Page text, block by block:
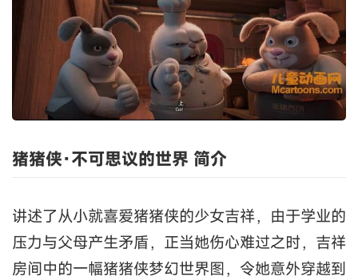
猪猪侠·不可思议的世界 简介
讲述了从小就喜爱猪猪侠的少女吉祥，由于学业的
压力与父母产生矛盾，正当她伤心难过之时，吉祥
房间中的一幅猪猪侠梦幻世界图，令她意外穿越到